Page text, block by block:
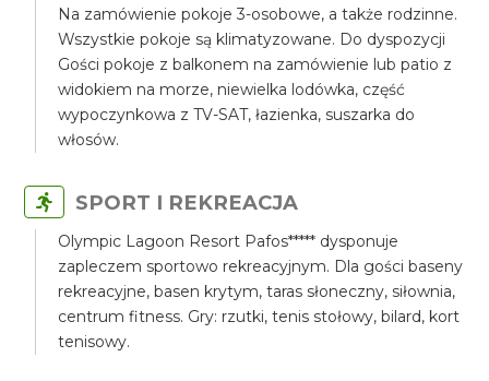
Na zamówienie pokoje 3-osobowe, a także rodzinne.
Wszystkie pokoje są klimatyzowane. Do dyspozycji
Gości pokoje z balkonem na zamówienie lub patio z
widokiem na morze, niewielka lodówka, część
wypoczynkowa z TV-SAT, łazienka, suszarka do
włosów.
SPORT I REKREACJA
Olympic Lagoon Resort Pafos***** dysponuje
zapleczem sportowo rekreacyjnym. Dla gości baseny
rekreacyjne, basen krytym, taras słoneczny, siłownia,
centrum fitness. Gry: rzutki, tenis stołowy, bilard, kort
tenisowy.